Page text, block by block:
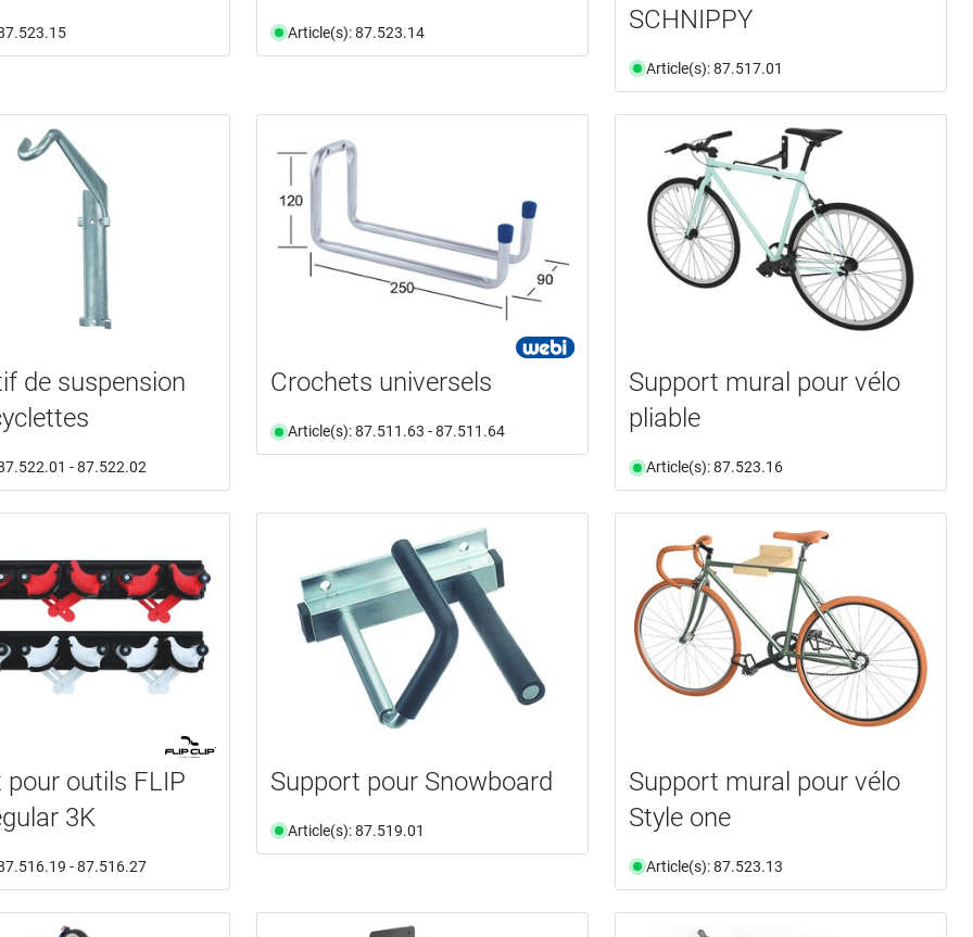
Article(s): 87.523.14
SCHNIPPY
Article(s): 87.517.01
de suspension
- 87.522.02
Crochets universels
Article(s): 87.511.63 - 87.511.64
Support mural pour vélo
pliable
Article(s): 87.523.16
pour outils FLIP
3K
- 87.516.27
Support pour Snowboard
Article(s): 87.519.01
Support mural pour vélo
Style one
Article(s): 87.523.13